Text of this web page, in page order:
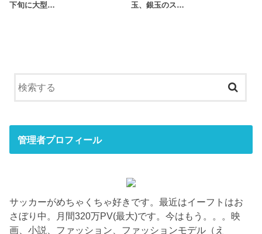
下旬に大型… 玉、銀玉のス…
管理者プロフィール
サッカーがめちゃくちゃ好きです。最近はイーフトはお
さぼり中。月間320万PV(最大)です。今はもう。。。映
画、小説、ファッション、ファッションモデル（え